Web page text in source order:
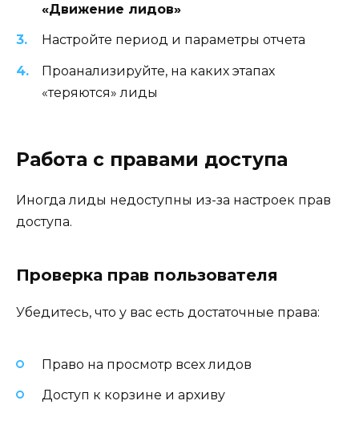
«Движение лидов»
Настройте период и параметры отчета
Проанализируйте, на каких этапах
«теряются» лиды
Работа с правами доступа
Иногда лиды недоступны из-за настроек прав
доступа.
Проверка прав пользователя
Убедитесь, что у вас есть достаточные права:
Право на просмотр всех лидов
Доступ к корзине и архиву